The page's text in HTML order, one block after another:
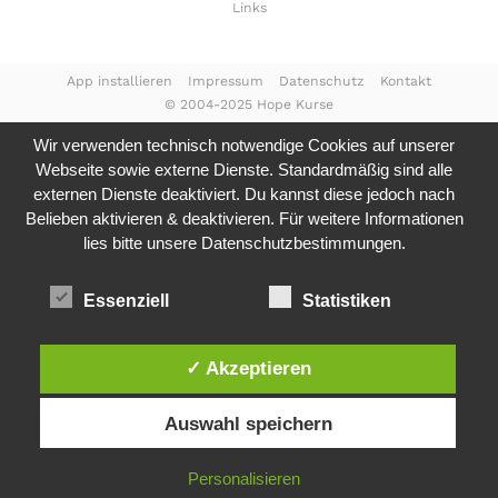
Links
© 2004-2025 Hope Kurse
App installieren Impressum Datenschutz Kontakt
Wir verwenden technisch notwendige Cookies auf unserer
Webseite sowie externe Dienste. Standardmäßig sind alle
externen Dienste deaktiviert. Du kannst diese jedoch nach
Belieben aktivieren & deaktivieren. Für weitere Informationen
lies bitte unsere Datenschutzbestimmungen.
Essenziell Statistiken
✓ Akzeptieren
Auswahl speichern
Personalisieren